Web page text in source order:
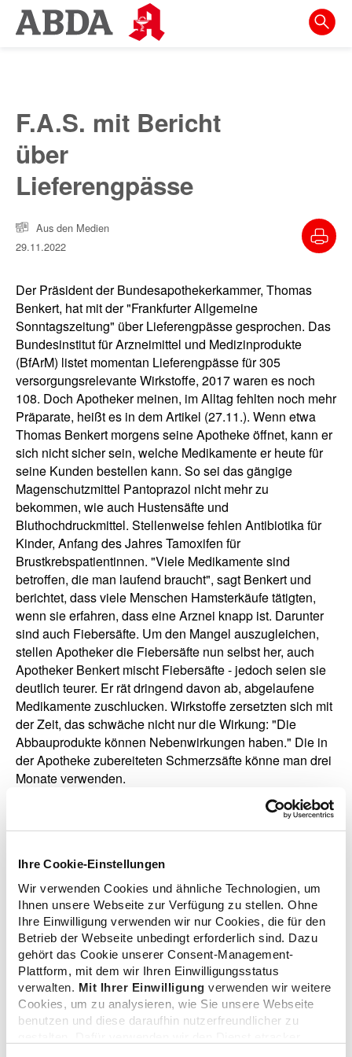
Ihre Cookie-Einstellungen
Wir verwenden Cookies und ähnliche Technologien, um
Ihnen unsere Webseite zur Verfügung zu stellen. Ohne
Ihre Einwilligung verwenden wir nur Cookies, die für den
Betrieb der Webseite unbedingt erforderlich sind. Dazu
gehört das Cookie unserer Consent-Management-
Plattform, mit dem wir Ihren Einwilligungsstatus
verwalten. Mit Ihrer Einwilligung verwenden wir weitere
Cookies, um zu analysieren, wie Sie unsere Webseite
benutzen und diese daraufhin nutzerfreundlicher zu
Springe
direkt
zur
Meta-
Navigation
Inhalt
zur
F.A.S. mit Bericht
über
Lieferengpässe
Aus den Medien
29.11.2022
Der Präsident der Bundesapothekerkammer, Thomas
Benkert, hat mit der "Frankfurter Allgemeine
Sonntagszeitung" über Lieferengpässe gesprochen. Das
Bundesinstitut für Arzneimittel und Medizinprodukte
(BfArM) listet momentan Lieferengpässe für 305
versorgungsrelevante Wirkstoffe, 2017 waren es noch
108. Doch Apotheker meinen, im Alltag fehlten noch mehr
Präparate, heißt es in dem Artikel (27.11.). Wenn etwa
Thomas Benkert morgens seine Apotheke öffnet, kann er
sich nicht sicher sein, welche Medikamente er heute für
seine Kunden bestellen kann. So sei das gängige
Magenschutzmittel Pantoprazol nicht mehr zu
bekommen, wie auch Hustensäfte und
Bluthochdruckmittel. Stellenweise fehlen Antibiotika für
Kinder, Anfang des Jahres Tamoxifen für
Brustkrebspatientinnen. "Viele Medikamente sind
betroffen, die man laufend braucht", sagt Benkert und
berichtet, dass viele Menschen Hamsterkäufe tätigten,
wenn sie erfahren, dass eine Arznei knapp ist. Darunter
sind auch Fiebersäfte. Um den Mangel auszugleichen,
stellen Apotheker die Fiebersäfte nun selbst her, auch
Apotheker Benkert mischt Fiebersäfte - jedoch seien sie
deutlich teurer. Er rät dringend davon ab, abgelaufene
Medikamente zuschlucken. Wirkstoffe zersetzten sich mit
der Zeit, das schwäche nicht nur die Wirkung: "Die
Abbauprodukte können Nebenwirkungen haben." Die in
der Apotheke zubereiteten Schmerzsäfte könne man drei
Monate verwenden.
zurück zur Übersicht
Zusatzinformationen
Verwandte Nachrichten